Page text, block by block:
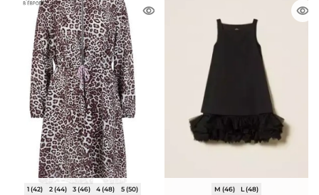
1 (42) 2 (44) 3 (46) 4 (48) 5 (50) M (46) L (48)